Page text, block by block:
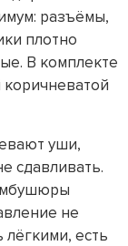
разъёмы,
плотно
В комплекте
уши,
сдавливать.
не
есть